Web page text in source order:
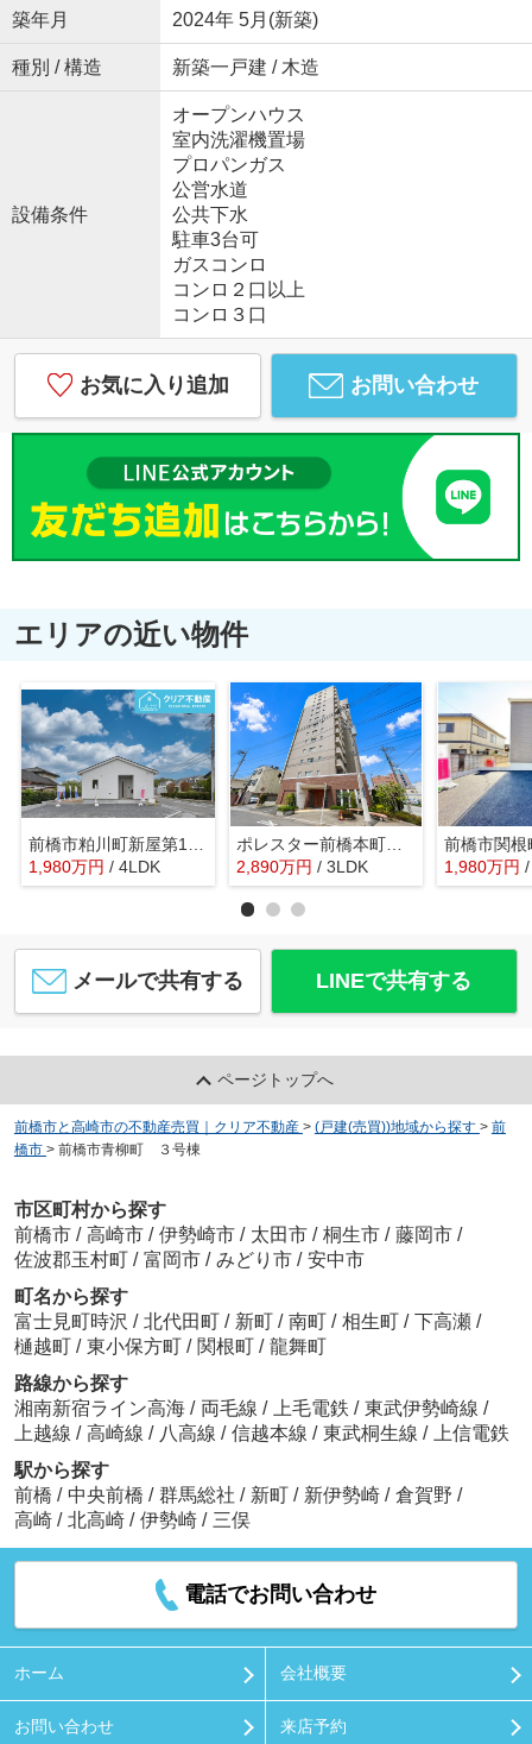
築年月 2024年 5月(新築)
種別 / 構造 新築一戸建 / 木造
設備条件
オープンハウス
室内洗濯機置場
プロパンガス
公営水道
公共下水
駐車3台可
ガスコンロ
コンロ２口以上
コンロ３口
お気に入り追加 お問い合わせ
エリアの近い物件
1,980万円 / 4LDK
ポレスター前橋本町 5階
2,890万円 / 3LDK 1,980万円
メールで共有する LINEで共有する
ページトップへ
前橋市と高崎市の不動産売買｜クリア不動産 > (戸建(売買))地域から探す > 前
橋市 > 前橋市青柳町 ３号棟
市区町村から探す
前橋市 / 高崎市 / 伊勢崎市 / 太田市 / 桐生市 / 藤岡市 /
佐波郡玉村町 / 富岡市 / みどり市 / 安中市
町名から探す
富士見町時沢 / 北代田町 / 新町 / 南町 / 相生町 / 下高瀬 /
樋越町 / 東小保方町 / 関根町 / 龍舞町
路線から探す
湘南新宿ライン高海 / 両毛線 / 上毛電鉄 / 東武伊勢崎線 /
上越線 / 高崎線 / 八高線 / 信越本線 / 東武桐生線 /
上信電鉄
駅から探す
前橋 / 中央前橋 / 群馬総社 / 新町 / 新伊勢崎 / 倉賀野 /
高崎 / 北高崎 / 伊勢崎 / 三俣
電話でお問い合わせ
ホーム 会社概要
お問い合わせ 来店予約